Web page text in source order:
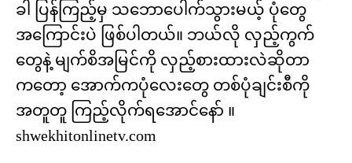
ခါ ပြန်ကြည့်မှ သဘောပေါက်သွားမယ့် ပုံတွေ
အကြောင်းပဲ ဖြစ်ပါတယ်။ ဘယ်လို လှည့်ကွက်
တွေနဲ့ မျက်စိအမြင်ကို လှည့်စားထားလဲဆိုတာ
ကတော့ အောက်ကပုံလေးတွေ တစ်ပုံချင်းစီကို
အတူတူ ကြည့်လိုက်ရအောင်နော် ။
shwekhitonlinetv.com